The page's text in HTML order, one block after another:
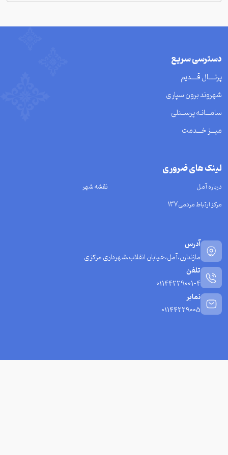
دسترسی سریع
پرتــــال قــــدیم
شهروند برون سپاری
سامـــانـه پرســنلی
میـــز خـــدمت
لینک های ضروری
درباره آمل
نقشه شهر
مرکز ارتباط مردمی137
آدرس
مازندارن،آمل،خیابان انقلاب،شهرداری مرکزی
تلفن
01144229001-4
نمابر
01144229005